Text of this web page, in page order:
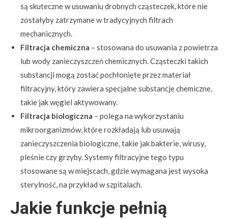
są skuteczne w usuwaniu drobnych cząsteczek, które nie
zostałyby zatrzymane w tradycyjnych filtrach
mechanicznych.
Filtracja chemiczna – stosowana do usuwania z powietrza
lub wody zanieczyszczeń chemicznych. Cząsteczki takich
substancji mogą zostać pochłonięte przez materiał
filtracyjny, który zawiera specjalne substancje chemiczne,
takie jak węgiel aktywowany.
Filtracja biologiczna – polega na wykorzystaniu
mikroorganizmów, które rozkładają lub usuwają
zanieczyszczenia biologiczne, takie jak bakterie, wirusy,
pleśnie czy grzyby. Systemy filtracyjne tego typu
stosowane są w miejscach, gdzie wymagana jest wysoka
sterylność, na przykład w szpitalach.
Jakie funkcje pełnią